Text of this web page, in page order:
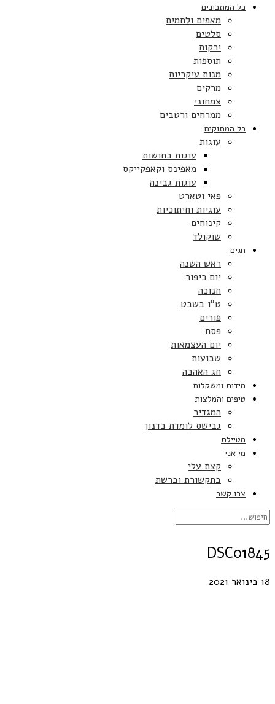
כל המתכונים
מאפים ולחמים
סלטים
ירקות
תוספות
מנות עיקריות
מרקים
צמחוני
ממרחים ורטבים
כל המתוקים
עוגות
עוגות בחושות
מאפינס וקאפקייקס
עוגות גבינה
פאי וטארט
עוגיות וחיתוכיות
קינוחים
שוקולד
חגים
ראש השנה
יום כיפור
חנוכה
ט”ו בשבט
פורים
פסח
יום העצמאות
שבועות
חג האהבה
מידות ומשקלות
טיפים והמלצות
המגדיר
גבישס לומדת בדנון
מטיילת
מי אני
קצת עלי
בתקשורת וברשת
צרו קשר
DSC01845
18 בינואר 2021